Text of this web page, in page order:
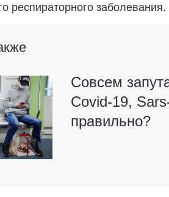
респираторного заболевания.
Совсем
Covid-19,
правильно?